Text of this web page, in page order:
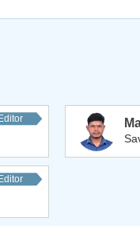
Editor
Editor